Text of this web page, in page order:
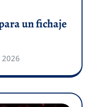
un fichaje
2026